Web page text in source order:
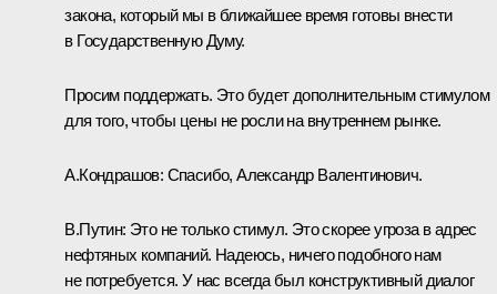
закона, который мы в ближайшее время готовы внести
в Государственную Думу.
Просим поддержать. Это будет дополнительным стимулом
для того, чтобы цены не росли на внутреннем рынке.
А.Кондрашов: Спасибо, Александр Валентинович.
В.Путин: Это не только стимул. Это скорее угроза в адрес
нефтяных компаний. Надеюсь, ничего подобного нам
не потребуется. У нас всегда был конструктивный диалог